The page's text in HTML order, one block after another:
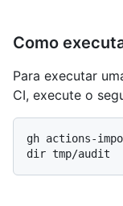
Como
Para executar
CI, execute o
gh actions-